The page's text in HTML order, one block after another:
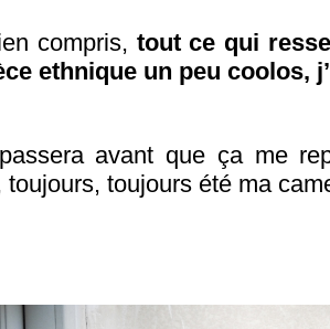
compris, tout ce qui
ethnique un peu coolos,
avant que ça me
toujours, toujours été ma